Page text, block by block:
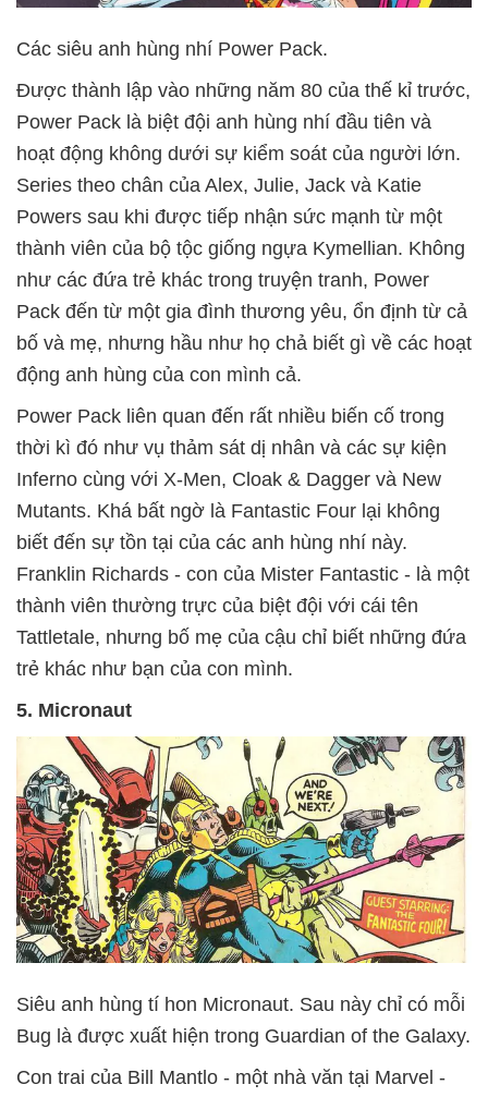
Các siêu anh hùng nhí Power Pack.
Được thành lập vào những năm 80 của thế kỉ trước,
Power Pack là biệt đội anh hùng nhí đầu tiên và
hoạt động không dưới sự kiểm soát của người lớn.
Series theo chân của Alex, Julie, Jack và Katie
Powers sau khi được tiếp nhận sức mạnh từ một
thành viên của bộ tộc giống ngựa Kymellian. Không
như các đứa trẻ khác trong truyện tranh, Power
Pack đến từ một gia đình thương yêu, ổn định từ cả
bố và mẹ, nhưng hầu như họ chả biết gì về các hoạt
động anh hùng của con mình cả.
Power Pack liên quan đến rất nhiều biến cố trong
thời kì đó như vụ thảm sát dị nhân và các sự kiện
Inferno cùng với X-Men, Cloak & Dagger và New
Mutants. Khá bất ngờ là Fantastic Four lại không
biết đến sự tồn tại của các anh hùng nhí này.
Franklin Richards - con của Mister Fantastic - là một
thành viên thường trực của biệt đội với cái tên
Tattletale, nhưng bố mẹ của cậu chỉ biết những đứa
trẻ khác như bạn của con mình.
5. Micronaut
Siêu anh hùng tí hon Micronaut. Sau này chỉ có mỗi
Bug là được xuất hiện trong Guardian of the Galaxy.
Con trai của Bill Mantlo - một nhà văn tại Marvel -